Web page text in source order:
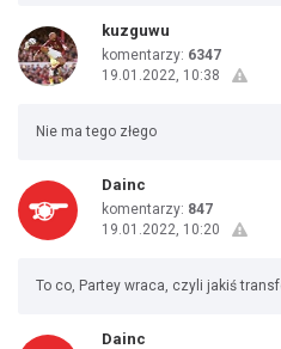
kuzguwu
komentarzy: 6347
19.01.2022, 10:38
Nie ma tego złego
Dainc
komentarzy: 847
19.01.2022, 10:20
To co, Partey wraca, czyli jakiś
Dainc